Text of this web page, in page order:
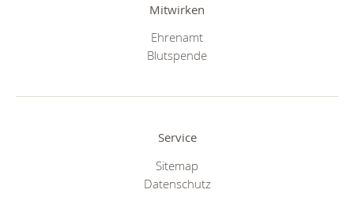
Mitwirken
Ehrenamt
Blutspende
Service
Sitemap
Datenschutz